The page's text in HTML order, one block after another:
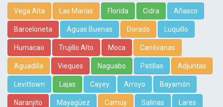
Vega Alta Las Marías Florida Cidra Añasco
Barceloneta Aguas Buenas Dorado Luquillo
Humacao Trujillo Alto Moca Canóvanas
Aguadilla Vieques Naguabo Patillas Adjuntas
Levittown Lajas Cayey Arroyo Bayamón
Naranjito Mayagüez Camuy Salinas Lares